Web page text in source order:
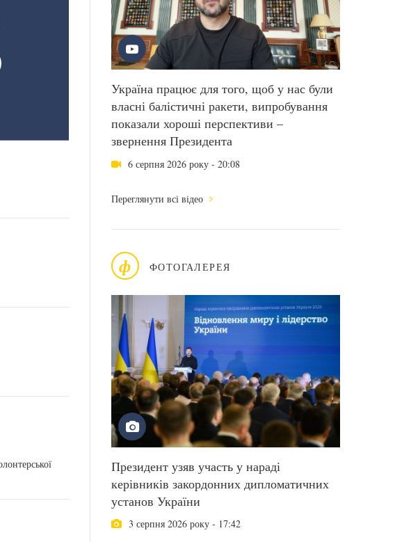
Україна працює для того, щоб у нас були
власні балістичні ракети, випробування
показали хороші перспективи –
звернення Президента
6 серпня 2026 року - 20:08
Переглянути всі відео
ф ФОТОГАЛЕРЕЯ
Президент узяв участь у нараді
керівників закордонних дипломатичних
установ України
3 серпня 2026 року - 17:42